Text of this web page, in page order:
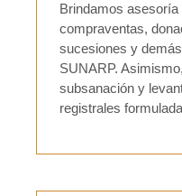
Brindamos
compraventas,
sucesiones y
SUNARP.
subsanación y
registrales